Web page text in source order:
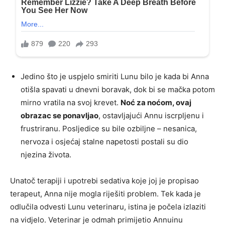
Jedino što je uspjelo smiriti Lunu bilo je kada bi Anna
otišla spavati u dnevni boravak, dok bi se mačka potom
mirno vratila na svoj krevet. Noć za noćom, ovaj
obrazac se ponavljao, ostavljajući Annu iscrpljenu i
frustriranu. Posljedice su bile ozbiljne – nesanica,
nervoza i osjećaj stalne napetosti postali su dio
njezina života.
Unatoč terapiji i upotrebi sedativa koje joj je propisao
terapeut, Anna nije mogla riješiti problem. Tek kada je
odlučila odvesti Lunu veterinaru, istina je počela izlaziti
na vidjelo. Veterinar je odmah primijetio Annuinu